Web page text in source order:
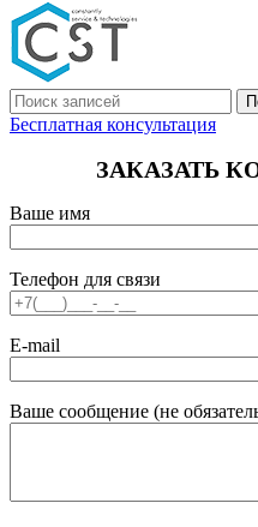
Бесплатная консультация
ЗАКАЗАТЬ
Ваше имя
Телефон для связи
E-mail
Ваше сообщение (не